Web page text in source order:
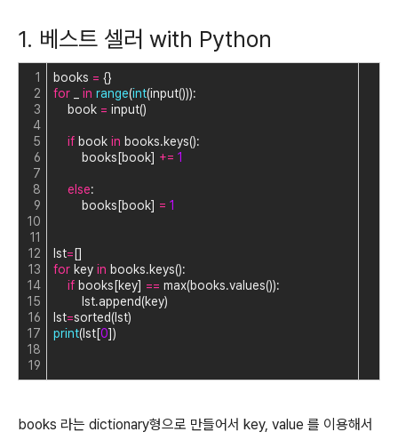
1. 베스트 셀러 with Python
1
2
3
4
5
6
7
8
9
10
11
12
13
14
15
16
17
18
19
books = {}
for
in range(int(input())):
book = input()
if book in books.keys():
books[book] += 1
else:
books[book] = 1
lst= []
for key in books.keys():
if books[key] == max(books.values()):
lst.append(key)
lst=sorted(lst)
print(lst[0])
books 라는 dictionary형으로 만들어서 key, value 를 이용해서